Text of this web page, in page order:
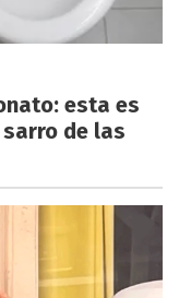
esta es
sarro de las